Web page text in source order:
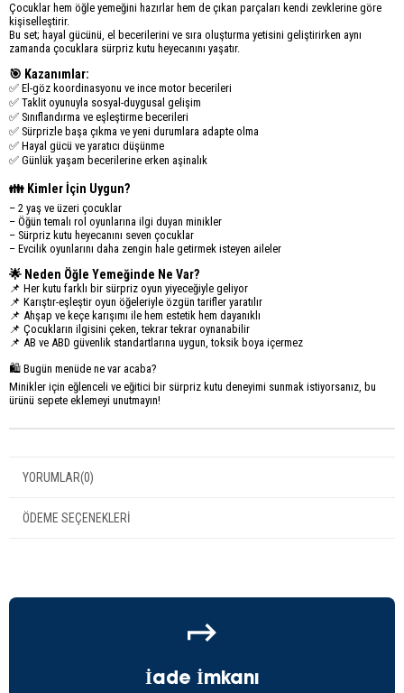
Çocuklar hem öğle yemeğini hazırlar hem de çıkan parçaları kendi zevklerine göre
kişiselleştirir.
Bu set; hayal gücünü, el becerilerini ve sıra oluşturma yetisini geliştirirken aynı
zamanda çocuklara sürpriz kutu heyecanını yaşatır.
🎯 Kazanımlar:
✅ El-göz koordinasyonu ve ince motor becerileri
✅ Taklit oyunuyla sosyal-duygusal gelişim
✅ Sınıflandırma ve eşleştirme becerileri
✅ Sürprizle başa çıkma ve yeni durumlara adapte olma
✅ Hayal gücü ve yaratıcı düşünme
✅ Günlük yaşam becerilerine erken aşinalık
👪 Kimler İçin Uygun?
– 2 yaş ve üzeri çocuklar
– Öğün temalı rol oyunlarına ilgi duyan minikler
– Sürpriz kutu heyecanını seven çocuklar
– Evcilik oyunlarını daha zengin hale getirmek isteyen aileler
🌟 Neden Öğle Yemeğinde Ne Var?
📌 Her kutu farklı bir sürpriz oyun yiyeceğiyle geliyor
📌 Karıştır-eşleştir oyun öğeleriyle özgün tarifler yaratılır
📌 Ahşap ve keçe karışımı ile hem estetik hem dayanıklı
📌 Çocukların ilgisini çeken, tekrar tekrar oynanabilir
📌 AB ve ABD güvenlik standartlarına uygun, toksik boya içermez
🛍️ Bugün menüde ne var acaba?
Minikler için eğlenceli ve eğitici bir sürpriz kutu deneyimi sunmak istiyorsanız, bu
ürünü sepete eklemeyi unutmayın!
YORUMLAR(0)
ÖDEME SEÇENEKLERI
İade İmkanı